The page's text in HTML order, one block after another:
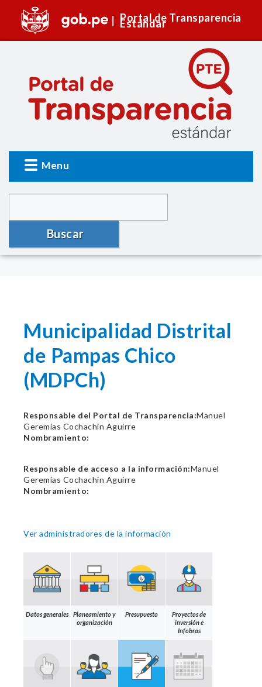
Portal de Transparencia
Estándar
Menu
Buscar
Municipalidad Distrital
de Pampas Chico
(MDPCh)
Responsable del Portal de Transparencia:Manuel
Geremias Cochachin Aguirre
Nombramiento:
Responsable de acceso a la información:Manuel
Geremias Cochachin Aguirre
Nombramiento:
Ver administradores de la información
Datos generales
Planeamiento y
organización
Presupuesto
Proyectos de
inversión e
Infobras